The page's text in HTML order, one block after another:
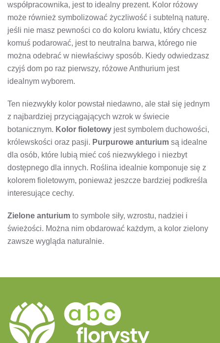
współpracownika, jest to idealny prezent. Kolor różowy
może również symbolizować życzliwość i subtelną naturę.
jeśli nie masz pewności co do koloru kwiatu, który chcesz
komuś podarować, jest to neutralna barwa, którego nie
można odebrać w niewłaściwy sposób. Kiedy odwiedzasz
czyjś dom po raz pierwszy, różowe Anthurium jest
idealnym wyborem.
Ten niezwykły kolor powstał niedawno, ale stał się jednym
z najbardziej przyciągających wzrok w świecie
botanicznym. Kolor fioletowy jest symbolem duchowości,
królewskości oraz pasji. Purpurowe anturium są idealne
dla osób, które lubią mieć coś niezwykłego i niezbyt
dostępnego dla innych. Roślina idealnie komponuje się z
kolorem fioletowym, ponieważ jeszcze bardziej podkreśla
interesujące cechy.
Zielone anturium to symbole siły, wzrostu, nadziei i
świeżości. Można nim obdarować każdym, a kolor zielony
zawsze wygląda naturalnie.